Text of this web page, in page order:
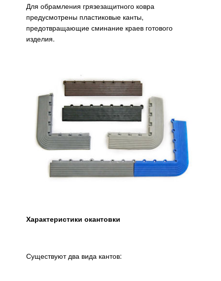
Для обрамления грязезащитного ковра
предусмотрены пластиковые канты,
предотвращающие сминание краев готового
изделия.
Характеристики окантовки
Существуют два вида кантов: